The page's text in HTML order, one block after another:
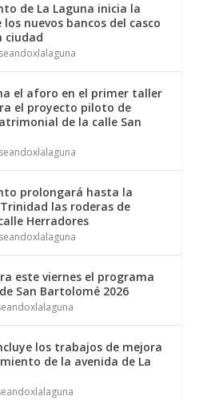
de La Laguna inicia la
nuevos bancos del casco
ciudad
el aforo en el primer taller
el proyecto piloto de
de la calle San
prolongará hasta la
las roderas de
Herradores
este viernes el programa
San Bartolomé 2026
los trabajos de mejora
de la avenida de La